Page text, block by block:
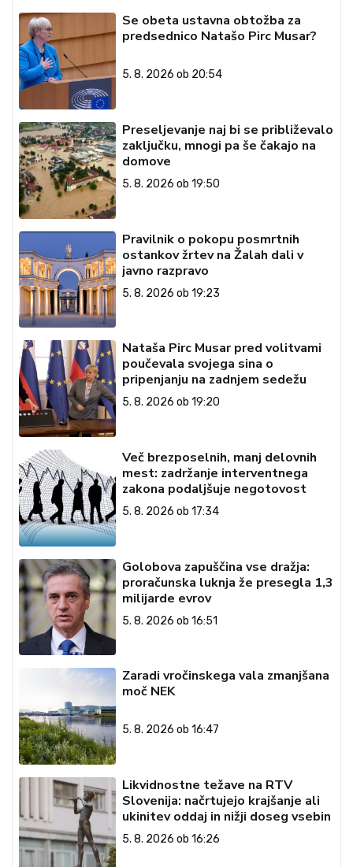
Se obeta ustavna obtožba za
predsednico Natašo Pirc Musar?
5. 8. 2026 ob 20:54
Preseljevanje naj bi se približevalo
zaključku, mnogi pa še čakajo na
domove
5. 8. 2026 ob 19:50
Pravilnik o pokopu posmrtnih
ostankov žrtev na Žalah dali v
javno razpravo
5. 8. 2026 ob 19:23
Nataša Pirc Musar pred volitvami
poučevala svojega sina o
pripenjanju na zadnjem sedežu
5. 8. 2026 ob 19:20
Več brezposelnih, manj delovnih
mest: zadržanje interventnega
zakona podaljšuje negotovost
5. 8. 2026 ob 17:34
Golobova zapuščina vse dražja:
proračunska luknja že presegla 1,3
milijarde evrov
5. 8. 2026 ob 16:51
Zaradi vročinskega vala zmanjšana
moč NEK
5. 8. 2026 ob 16:47
Likvidnostne težave na RTV
Slovenija: načrtujejo krajšanje ali
ukinitev oddaj in nižji doseg vsebin
5. 8. 2026 ob 16:26